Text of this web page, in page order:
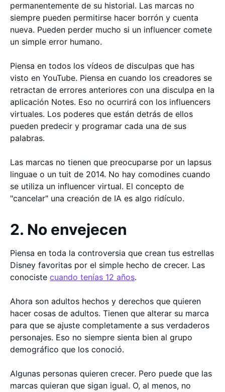
permanentemente de su historial. Las marcas no
siempre pueden permitirse hacer borrón y cuenta
nueva. Pueden perder mucho si un influencer comete
un simple error humano.
Piensa en todos los vídeos de disculpas que has
visto en YouTube. Piensa en cuando los creadores se
retractan de errores anteriores con una disculpa en la
aplicación Notes. Eso no ocurrirá con los influencers
virtuales. Los poderes que están detrás de ellos
pueden predecir y programar cada una de sus
palabras.
Las marcas no tienen que preocuparse por un lapsus
linguae o un tuit de 2014. No hay comodines cuando
se utiliza un influencer virtual. El concepto de
"cancelar" una creación de IA es algo ridículo.
2. No envejecen
Piensa en toda la controversia que crean tus estrellas
Disney favoritas por el simple hecho de crecer. Las
conociste cuando tenías 12 años.
Ahora son adultos hechos y derechos que quieren
hacer cosas de adultos. Tienen que alterar su marca
para que se ajuste completamente a sus verdaderos
personajes. Eso no siempre sienta bien al grupo
demográfico que los conoció.
Algunas personas quieren crecer. Pero puede que las
marcas quieran que sigan igual. O, al menos, no